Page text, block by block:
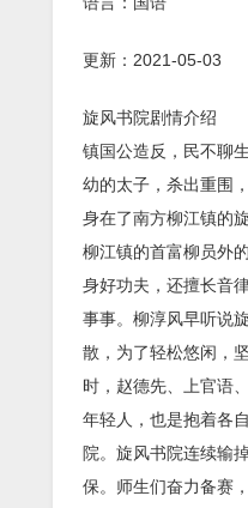
更新：2021-05-03
旋风书院剧情介绍
镇国公造反，民不聊
幼的太子，杀出重围
身在了南方柳江镇的
柳江镇的首富柳员外
身好功夫，还擅长音
事事。柳淳风早听说
散，为了轻松悠闲，
时，赵德先、上官语
年轻人，也是抱着各
院。旋风书院连续输
保。师生们奋力备赛